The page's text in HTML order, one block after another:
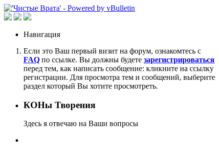
Навигация
Если это Ваш первый визит на форум, ознакомтесь с
FAQ по ссылке. Вы должны будете зарегистрироваться
перед тем, как написать сообщение: кликните на ссылку
регистрации. Для просмотра тем и сообщений, выберите
раздел который Вы хотите просмотреть.
КОНы Творения
Здесь я отвечаю на Ваши вопросы